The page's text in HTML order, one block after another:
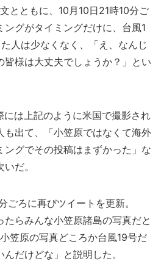
とともに、10月10日21時10分ご
グがタイミングだけに、台風1
人は少なくなく、「え、なんじ
皆様は大丈夫でしょうか？」とい
は上記のように米国で撮影され
も出て、「小笠原ではなくて海外
ングでその投稿はまずかった」な
だ。
ろに再びツイートを更新。
たらみんな小笠原諸島の写真だと
笠原の写真どころか台風19号だ
だけどな」と説明した。